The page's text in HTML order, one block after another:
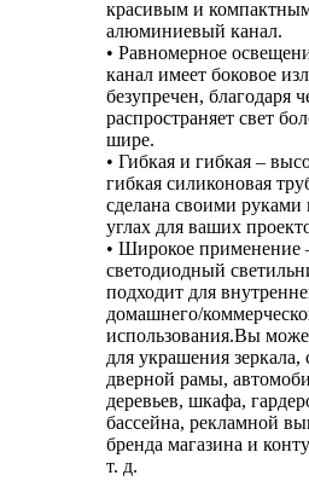
красивым и
алюминиевый канал.
• Равномерное
канал имеет боковое
безупречен, благодаря
распространяет свет
шире.
• Гибкая и гибкая –
гибкая силиконовая
сделана своими
углах для ваших
• Широкое применение
светодиодный
подходит для
домашнего/
использования.Вы
для украшения зеркала,
дверной рамы,
деревьев, шкафа,
бассейна, рекламной
бренда магазина и
т. д.